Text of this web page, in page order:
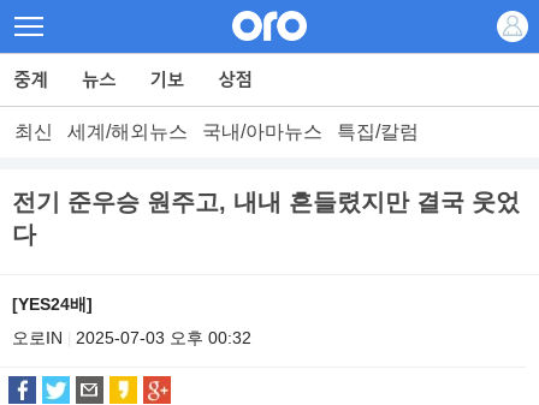
최신 세계/해외뉴스 국내/아마뉴스 특집/칼럼
전기 준우승 원주고, 내내 흔들렸지만 결국 웃었
다
[YES24배]
오로IN
2025-07-03 오후 00:32